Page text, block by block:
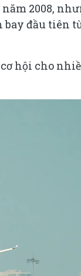
2008,
bay đầu tiên
hội cho